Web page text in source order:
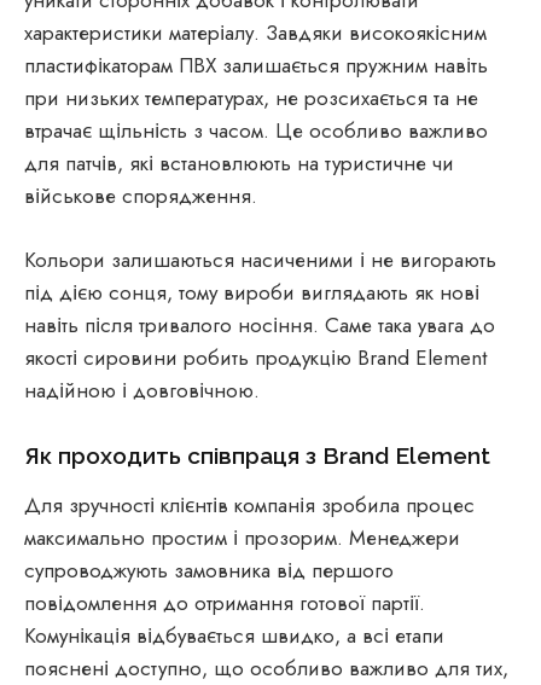
характеристики матеріалу. Завдяки високоякісним
пластифікаторам ПВХ залишається пружним навіть
при низьких температурах, не розсихається та не
втрачає щільність з часом. Це особливо важливо
для патчів, які встановлюють на туристичне чи
військове спорядження.
Кольори залишаються насиченими і не вигорають
під дією сонця, тому вироби виглядають як нові
навіть після тривалого носіння. Саме така увага до
якості сировини робить продукцію Brand Element
надійною і довговічною.
Як проходить співпраця з Brand Element
Для зручності клієнтів компанія зробила процес
максимально простим і прозорим. Менеджери
супроводжують замовника від першого
повідомлення до отримання готової партії.
Комунікація відбувається швидко, а всі етапи
пояснені доступно, що особливо важливо для тих,